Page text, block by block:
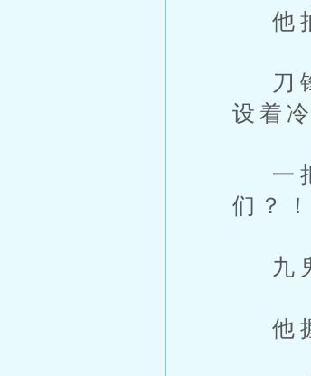
他抽
刀锋
设着
一把
们？
九鬼
他握